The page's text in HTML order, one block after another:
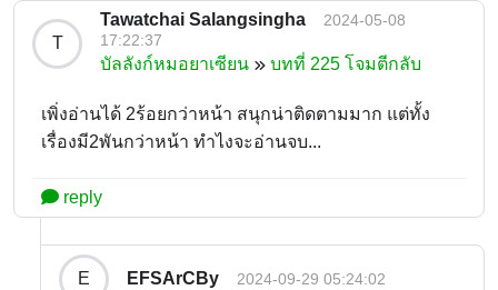
T
Tawatchai Salangsingha
2024-05-08
17:22:37
บัลลังก์หมอยาเซียน บทที่ 225 โจมตีกลับ
เพิ่งอ่านได้ 2ร้อยกว่าหน้า สนุกน่าติดตามมาก แต่ทั้ง
เรื่องมี2พันกว่าหน้า ทำไงจะอ่านจบ...
reply
E EFSArCBy 2024-09-29 05:24:02